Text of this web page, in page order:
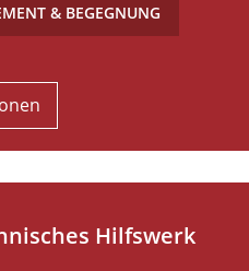
& BEGEGNUNG
Hilfswerk